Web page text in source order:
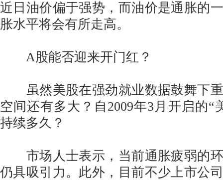
近日油价偏于强势，而油价是通胀的
胀水平将会有所走高。
A股能否迎来开门红？
虽然美股在强劲就业数据鼓舞下重
空间还有多大？自2009年3月开启的“
持续多久？
市场人士表示，当前通胀疲弱的环
仍具吸引力。此外，目前不少上市公